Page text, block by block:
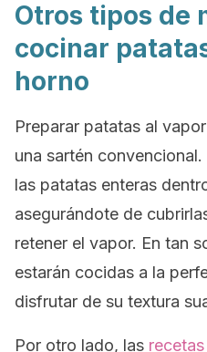
Otros tipos de
cocinar
horno
Preparar patatas al
una sartén
las patatas enteras
asegurándote de
retener el vapor. En tan
estarán cocidas a la
disfrutar de su textura
Por otro lado, las